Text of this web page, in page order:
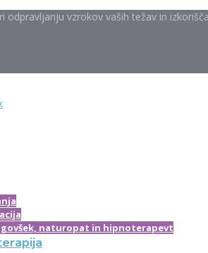
odpravljanju vzrokov vaših težav in
naturopat in hipnoterapevt